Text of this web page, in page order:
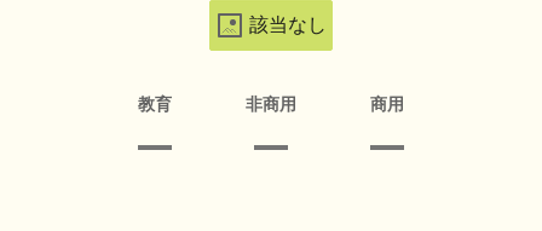
該当なし
教育 非商用 商用